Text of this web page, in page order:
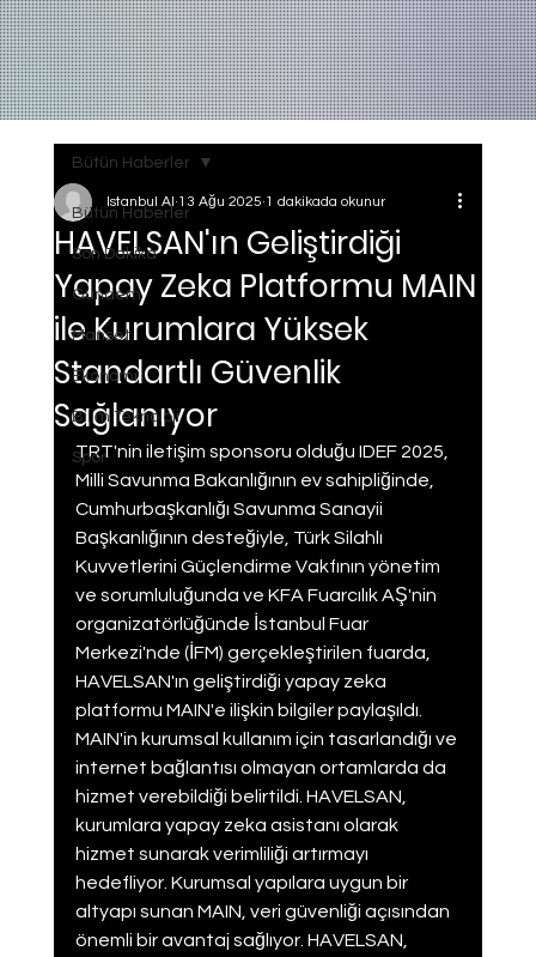
Bütün Haberler
Son Dakika
Gundem
Manset
Ekonomi
Bilim Teknoloji
Spor
Bütün Haberler
HAVELSAN'ın Geliştirdiği
Yapay Zeka Platformu MAIN
ile Kurumlara Yüksek
Standartlı Güvenlik
Sağlanıyor
Istanbul AI 13 Ağu 2025 1 dakikada okunur
TRT'nin iletişim sponsoru olduğu IDEF 2025,
Milli Savunma Bakanlığının ev sahipliğinde,
Cumhurbaşkanlığı Savunma Sanayii
Başkanlığının desteğiyle, Türk Silahlı
Kuvvetlerini Güçlendirme Vakfının yönetim
ve sorumluluğunda ve KFA Fuarcılık AŞ'nin
organizatörlüğünde İstanbul Fuar
Merkezi'nde (İFM) gerçekleştirilen fuarda,
HAVELSAN'ın geliştirdiği yapay zeka
platformu MAIN'e ilişkin bilgiler paylaşıldı.
MAIN'in kurumsal kullanım için tasarlandığı ve
internet bağlantısı olmayan ortamlarda da
hizmet verebildiği belirtildi. HAVELSAN,
kurumlara yapay zeka asistanı olarak
hizmet sunarak verimliliği artırmayı
hedefliyor. Kurumsal yapılara uygun bir
altyapı sunan MAIN, veri güvenliği açısından
önemli bir avantaj sağlıyor. HAVELSAN,